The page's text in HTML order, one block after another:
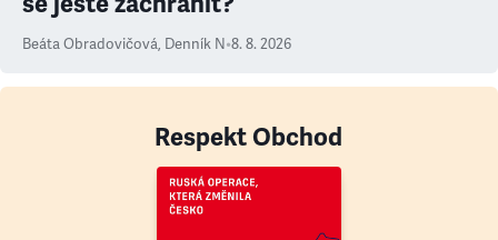
Beáta Obradovičová, Denník N•8. 8. 2026
Respekt Obchod